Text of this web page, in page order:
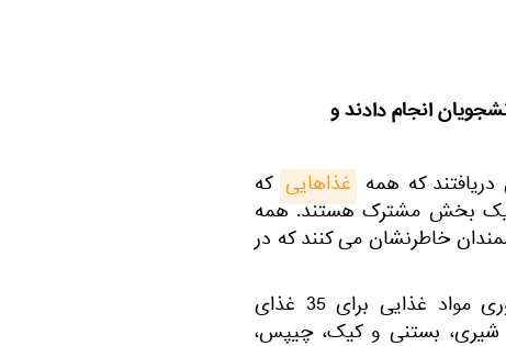
انجام دادند و
که همه غذاهایی که
یک بخش مشترک هستند. همه
دانشمندان خاطرنشان می كنند كه در
برای شناسایی غذاهای خطرناک از درجه اعتیاد آوری مواد غذایی برای 35 غذای
شیری​​، بستنی و کیک، چیپس،